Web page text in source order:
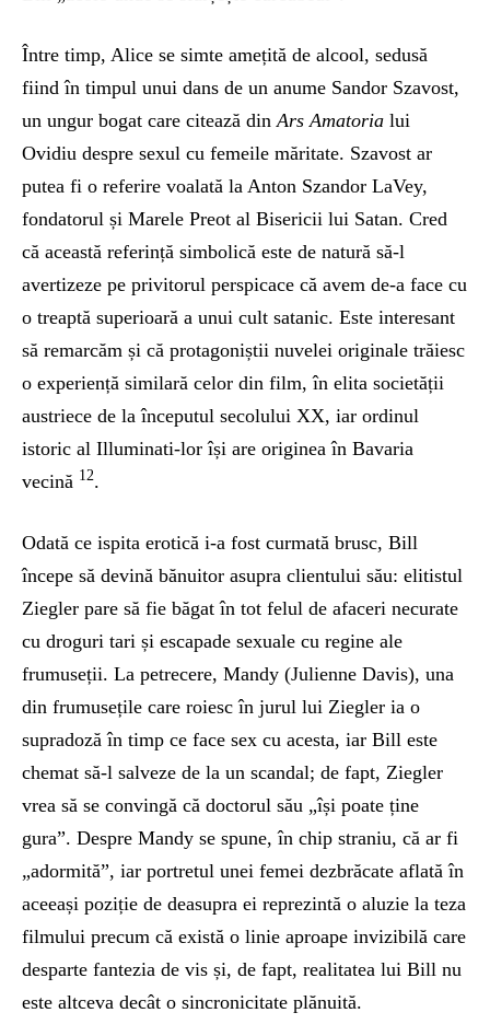
Între timp, Alice se simte amețită de alcool, sedusă
fiind în timpul unui dans de un anume Sandor Szavost,
un ungur bogat care citează din Ars Amatoria lui
Ovidiu despre sexul cu femeile măritate. Szavost ar
putea fi o referire voalată la Anton Szandor LaVey,
fondatorul și Marele Preot al Bisericii lui Satan. Cred
că această referință simbolică este de natură să-l
avertizeze pe privitorul perspicace că avem de-a face cu
o treaptă superioară a unui cult satanic. Este interesant
să remarcăm și că protagoniștii nuvelei originale trăiesc
o experiență similară celor din film, în elita societății
austriece de la începutul secolului XX, iar ordinul
istoric al Illuminati-lor își are originea în Bavaria
vecină 12.
Odată ce ispita erotică i-a fost curmată brusc, Bill
începe să devină bănuitor asupra clientului său: elitistul
Ziegler pare să fie băgat în tot felul de afaceri necurate
cu droguri tari și escapade sexuale cu regine ale
frumuseții. La petrecere, Mandy (Julienne Davis), una
din frumusețile care roiesc în jurul lui Ziegler ia o
supradoză în timp ce face sex cu acesta, iar Bill este
chemat să-l salveze de la un scandal; de fapt, Ziegler
vrea să se convingă că doctorul său „își poate ține
gura”. Despre Mandy se spune, în chip straniu, că ar fi
„adormită”, iar portretul unei femei dezbrăcate aflată în
aceeași poziție de deasupra ei reprezintă o aluzie la teza
filmului precum că există o linie aproape invizibilă care
desparte fantezia de vis și, de fapt, realitatea lui Bill nu
este altceva decât o sincronicitate plănuită.